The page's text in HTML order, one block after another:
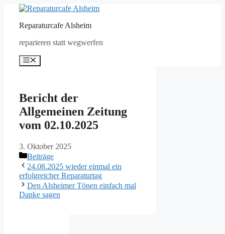
springenReparaturcafe Alsheim
reparieren statt wegwerfen
Menü
Bericht der
Allgemeinen Zeitung
vom 02.10.2025
3. Oktober 2025
Kategorien
Beiträge
Beitrags-
Navigation
24.08.2025 wieder einmal ein
erfolgreicher Reparaturtag
Den Alsheimer Tönen einfach mal
Danke sagen